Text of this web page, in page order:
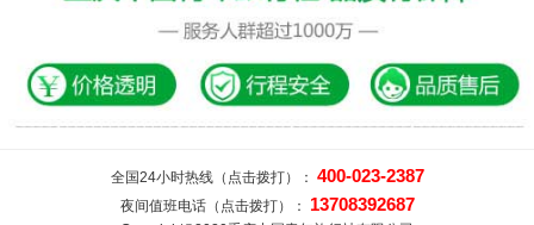
全国24小时热线（点击拨打）： 400-023-2387
夜间值班电话（点击拨打）： 13708392687